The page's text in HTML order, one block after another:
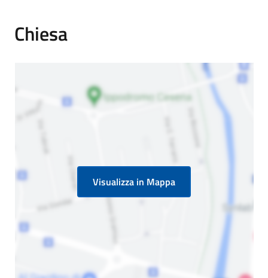
Chiesa
Visualizza in Mappa